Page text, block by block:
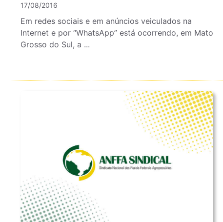
17/08/2016
Em redes sociais e em anúncios veiculados na
Internet e por “WhatsApp” está ocorrendo, em Mato
Grosso do Sul, a ...